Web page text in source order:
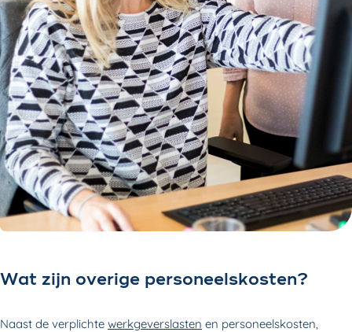
Wat zijn overige personeelskosten?
Naast de verplichte werkgeverslasten en personeelskosten,